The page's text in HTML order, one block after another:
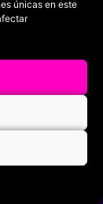
únicas en este